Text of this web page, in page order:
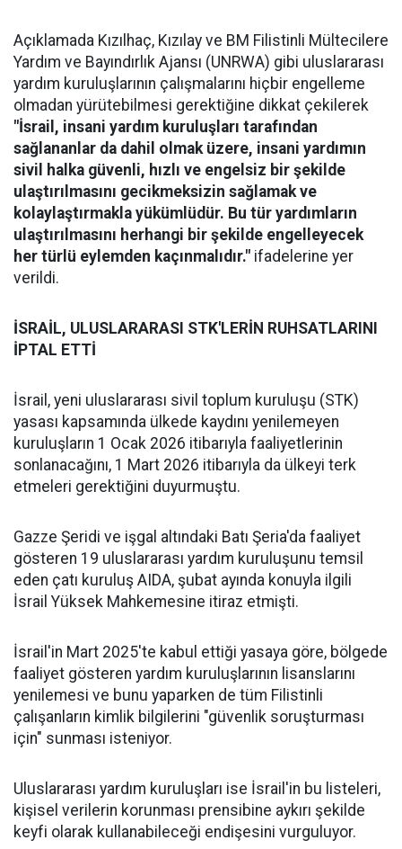
Açıklamada Kızılhaç, Kızılay ve BM Filistinli Mültecilere
Yardım ve Bayındırlık Ajansı (UNRWA) gibi uluslararası
yardım kuruluşlarının çalışmalarını hiçbir engelleme
olmadan yürütebilmesi gerektiğine dikkat çekilerek
"İsrail, insani yardım kuruluşları tarafından
sağlananlar da dahil olmak üzere, insani yardımın
sivil halka güvenli, hızlı ve engelsiz bir şekilde
ulaştırılmasını gecikmeksizin sağlamak ve
kolaylaştırmakla yükümlüdür. Bu tür yardımların
ulaştırılmasını herhangi bir şekilde engelleyecek
her türlü eylemden kaçınmalıdır." ifadelerine yer
verildi.
İSRAİL, ULUSLARARASI STK'LERİN RUHSATLARINI
İPTAL ETTİ
İsrail, yeni uluslararası sivil toplum kuruluşu (STK)
yasası kapsamında ülkede kaydını yenilemeyen
kuruluşların 1 Ocak 2026 itibarıyla faaliyetlerinin
sonlanacağını, 1 Mart 2026 itibarıyla da ülkeyi terk
etmeleri gerektiğini duyurmuştu.
Gazze Şeridi ve işgal altındaki Batı Şeria'da faaliyet
gösteren 19 uluslararası yardım kuruluşunu temsil
eden çatı kuruluş AIDA, şubat ayında konuyla ilgili
İsrail Yüksek Mahkemesine itiraz etmişti.
İsrail'in Mart 2025'te kabul ettiği yasaya göre, bölgede
faaliyet gösteren yardım kuruluşlarının lisanslarını
yenilemesi ve bunu yaparken de tüm Filistinli
çalışanların kimlik bilgilerini "güvenlik soruşturması
için" sunması isteniyor.
Uluslararası yardım kuruluşları ise İsrail'in bu listeleri,
kişisel verilerin korunması prensibine aykırı şekilde
keyfi olarak kullanabileceği endişesini vurguluyor.